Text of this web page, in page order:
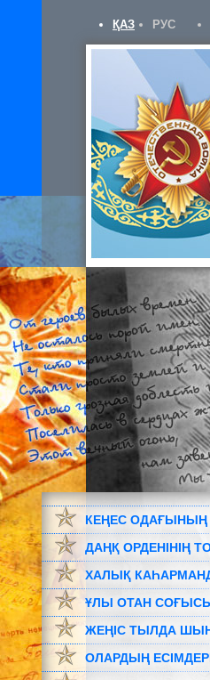
ҚАЗ РУС
КЕҢЕС
ДАҢҚ ОРДЕНІНІҢ
ХАЛЫҚ
ҰЛЫ ОТАН
ЖЕҢІС ТЫЛДА
ОЛАРДЫҢ